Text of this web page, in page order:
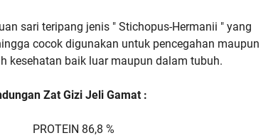
sari teripang jenis " Stichopus-Hermanii " yang
cocok digunakan untuk pencegahan maupun
kesehatan baik luar maupun dalam tubuh.
Zat Gizi Jeli Gamat :
PROTEIN 86,8 %